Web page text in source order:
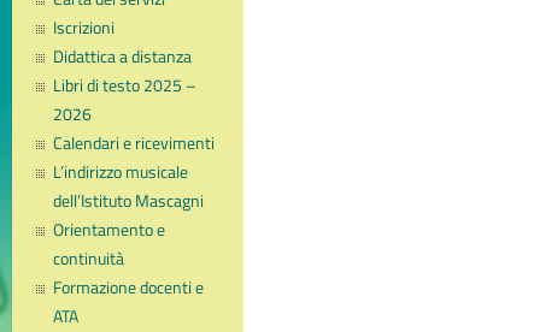
Iscrizioni
Didattica a distanza
Libri di testo 2025 –
2026
Calendari e ricevimenti
L’indirizzo musicale
dell’Istituto Mascagni
Orientamento e
continuità
Formazione docenti e
ATA